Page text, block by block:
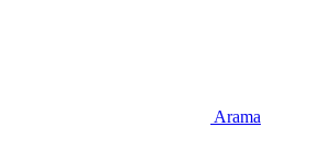
Arama